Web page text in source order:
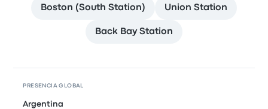
Boston (South Station) Union Station
Back Bay Station
PRESENCIA GLOBAL
Argentina